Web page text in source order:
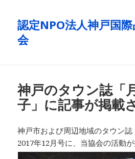
認定NPO法人神戸国
会
神戸のタウン誌「
子」に記事が掲載
神戸市および周辺地域のタウン誌
2017年12月号に、当協会の活動が